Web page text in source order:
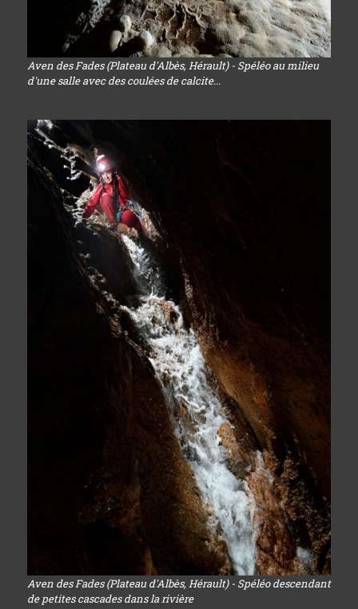
Aven des Fades (Plateau d'Albès, Hérault) - Spéléo au milieu
d'une salle avec des coulées de calcite...
Aven des Fades (Plateau d'Albès, Hérault) - Spéléo descendant
de petites cascades dans la rivière